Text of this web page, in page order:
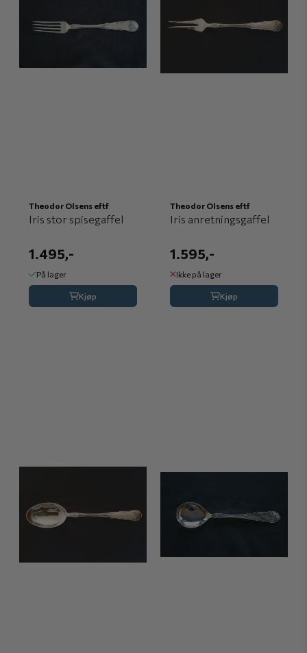
Theodor Olsens eftf
Iris stor spisegaffel
1.495,-
På lager
Kjøp
Theodor Olsens eftf
Iris anretningsgaffel
1.595,-
Ikke på lager
Kjøp